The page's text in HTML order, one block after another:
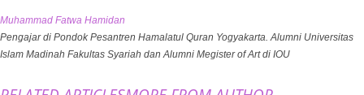
Muhammad Fatwa Hamidan
Pengajar di Pondok Pesantren Hamalatul Quran Yogyakarta. Alumni Universitas
Islam Madinah Fakultas Syariah dan Alumni Megister of Art di IOU